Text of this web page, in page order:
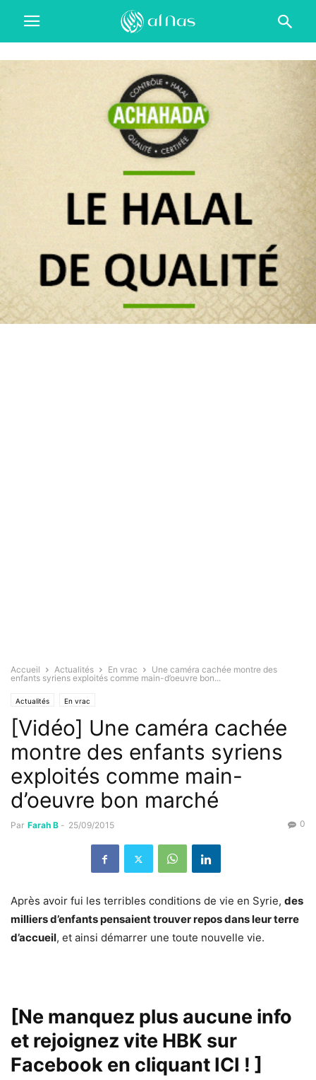
Accueil Actualités En vrac
Une caméra cachée montre des
enfants syriens exploités comme main-d’oeuvre bon...
Actualités En vrac
[Vidéo] Une caméra cachée
montre des enfants syriens
exploités comme main-
d’oeuvre bon marché
Par Farah B - 25/09/2015 0
Après avoir fui les terribles conditions de vie en Syrie, des
milliers d’enfants pensaient trouver repos dans leur terre
d’accueil, et ainsi démarrer une toute nouvelle vie.
[Ne manquez plus aucune info
et rejoignez vite HBK sur
Facebook en cliquant ICI ! ]